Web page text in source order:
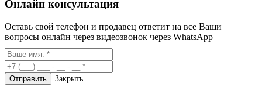
Онлайн консультация
Оставь свой телефон и продавец ответит на все Ваши
вопросы онлайн через видеозвонок через WhatsApp
Закрыть